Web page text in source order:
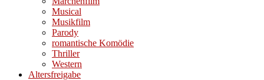
Musical
Musikfilm
Parody
romantische Komödie
Thriller
Western
Altersfreigabe